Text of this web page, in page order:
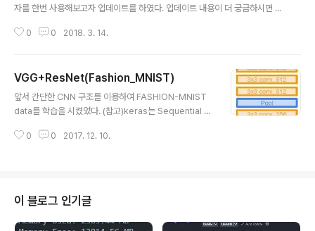
자를 한번 사용해보고자 업데이트를 하였다. 업데이트 내용이 더 궁금하시면 ht
좋을꺼 같다 업데이트 방법은 conda 환경에서 아주 간단하다. pip install ke
0 0 2018. 3. 14.
VGG+ResNet(Fashion_MNIST)
앞서 간단한 CNN 구조를 이용하여 FASHION-MNIST
data를 학습을 시켰었다. (참고)keras는 Sequential m
델을 구성할때는 Sequential model로 조금 복잡한 모델
el] [ResNet model]그림 출처 :cs213n [link] 그렇다
면 이 두 모델의 핵심을 Keras의 Functional API을 이용
하여 핵심 부분을 합쳐보면 어떨까? [합친 Model의 구조]
0 0 2017. 12. 10.
이 블로그 인기글